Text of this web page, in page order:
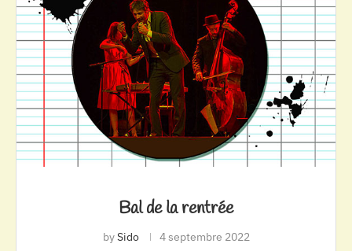
Bal de la rentrée
bySido 4 septembre 2022